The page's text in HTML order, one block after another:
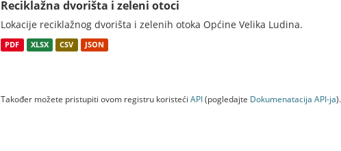
Reciklažna dvorišta i zeleni otoci
Lokacije reciklažnog dvorišta i zelenih otoka Općine Velika Ludina.
PDF XLSX CSV JSON
Također možete pristupiti ovom registru koristeći API(pogledajte Dokumenаtаcijа API-jа).